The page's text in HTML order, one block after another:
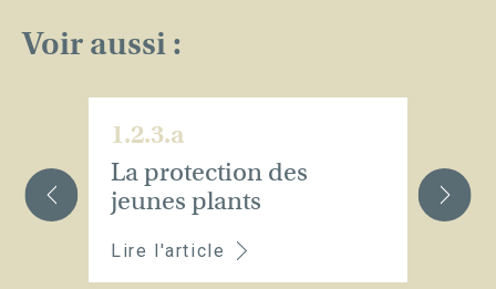
Voir aussi :
1.2.3.a
La protection des
jeunes plants
Lire l'article